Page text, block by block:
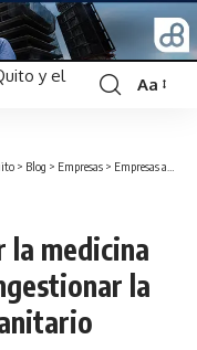
Font
Aa
> Blog > Empresas > Empresas apuestan por la medicina prepagada para descongestionar la demanda del sistema sanitario
la medicina
la